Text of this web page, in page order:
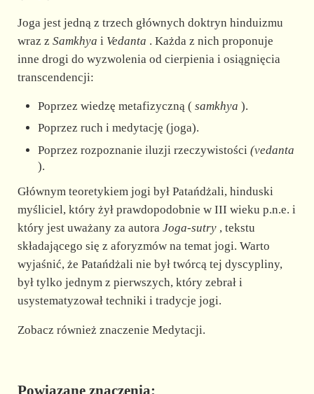
Joga jest jedną z trzech głównych doktryn hinduizmu
wraz z Samkhya i Vedanta . Każda z nich proponuje
inne drogi do wyzwolenia od cierpienia i osiągnięcia
transcendencji:
Poprzez wiedzę metafizyczną (samkhya ).
Poprzez ruch i medytację (joga).
Poprzez rozpoznanie iluzji rzeczywistości(vedanta
).
Głównym teoretykiem jogi był Patańdżali, hinduski
myśliciel, który żył prawdopodobnie w III wieku p.n.e. i
który jest uważany za autora Joga-sutry, tekstu
składającego się z aforyzmów na temat jogi. Warto
wyjaśnić, że Patańdżali nie był twórcą tej dyscypliny,
był tylko jednym z pierwszych, który zebrał i
usystematyzował techniki i tradycje jogi.
Zobacz również znaczenie Medytacji.